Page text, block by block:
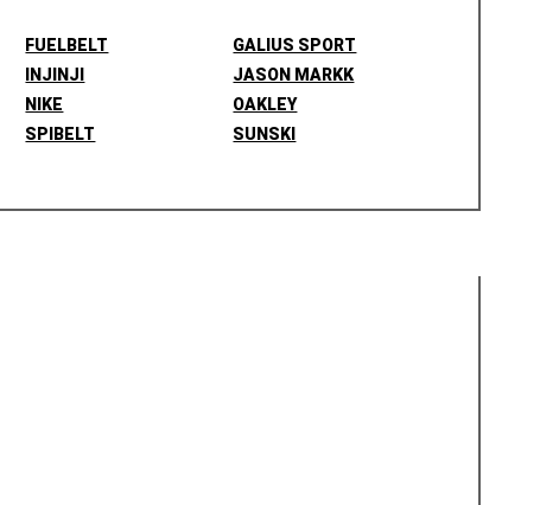
FUELBELT
GALIUS SPORT
INJINJI
JASON MARKK
NIKE
OAKLEY
SPIBELT
SUNSKI